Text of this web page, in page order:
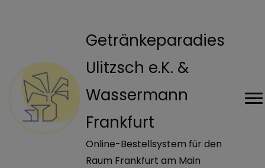
Getränkeparadies
Ulitzsch e.K. &
Wassermann
Frankfurt
Online-Bestellsystem für den
Raum Frankfurt am Main